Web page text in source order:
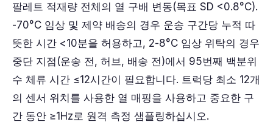
팔레트 적재량 전체의 열 구배 변동(목표 SD <0.8°C).
-70°C 임상 및 제약 배송의 경우 운송 구간당 누적 따
뜻한 시간 <10분을 허용하고, 2-8°C 임상 위탁의 경우
중단 지점(운송 전, 허브, 배송 전)에서 95번째 백분위
수 체류 시간 ≤12시간이 필요합니다. 트럭당 최소 12개
의 센서 위치를 사용한 열 매핑을 사용하고 중요한 구
간 동안 ≥1Hz로 원격 측정 샘플링하십시오.